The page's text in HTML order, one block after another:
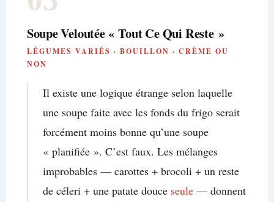
Soupe Veloutée « Tout Ce Qui Reste »
LÉGUMES VARIÉS · BOUILLON · CRÈME OU
NON
Il existe une logique étrange selon laquelle
une soupe faite avec les fonds du frigo serait
forcément moins bonne qu’une soupe
« planifiée ». C’est faux. Les mélanges
improbables — carottes + brocoli + un reste
de céleri + une patate douce seule— donnent